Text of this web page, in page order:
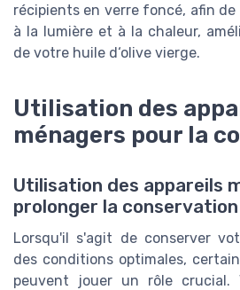
récipients en verre foncé, afin
à la lumière et à la chaleur,
de votre huile d‘olive vierge.
Utilisation des
ménagers pour la
Utilisation des appareils
prolonger la
Lorsqu'il s'agit de conserver
des conditions optimales,
peuvent jouer un rôle crucial.